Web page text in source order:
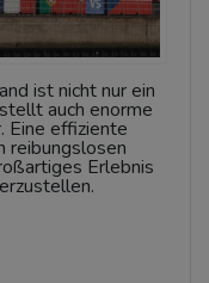
ist nicht nur ein
auch enorme
Eine effiziente
reibungslosen
Erlebnis